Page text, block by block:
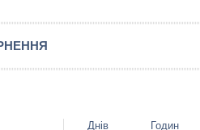
Днів Годин